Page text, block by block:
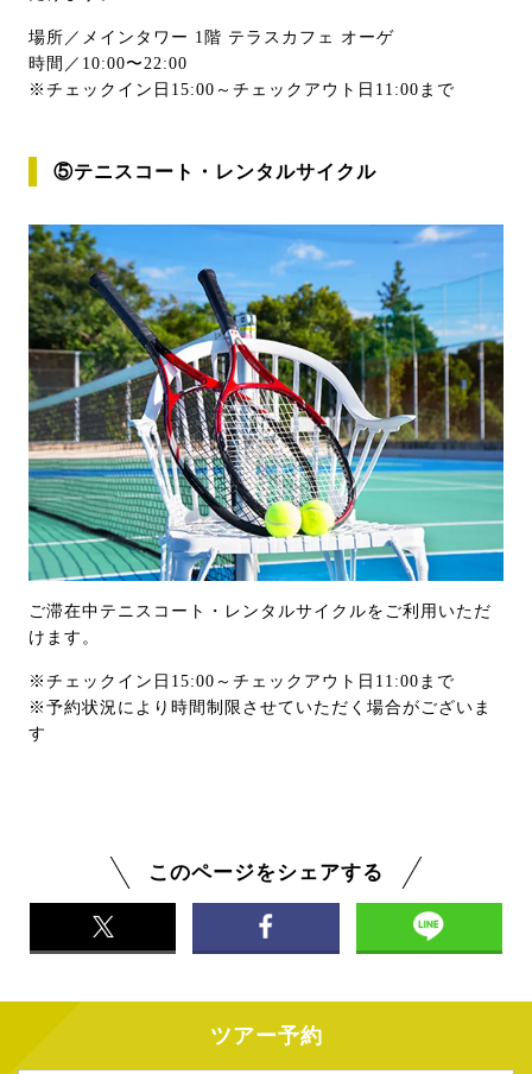
場所／メインタワー 1階 テラスカフェ オーゲ
時間／10:00〜22:00
※チェックイン日15:00～チェックアウト日11:00まで
⑤テニスコート・レンタルサイクル
ご滞在中テニスコート・レンタルサイクルをご利用いただ
けます。
※チェックイン日15:00～チェックアウト日11:00まで
※予約状況により時間制限させていただく場合がございま
す
このページをシェアする
ツアー予約